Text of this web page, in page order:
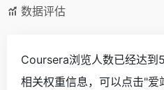
数据评估
Coursera浏览人数已经达到
相关权重信息，可以点击"爱